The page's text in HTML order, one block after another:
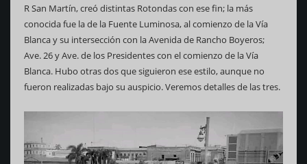
R San Martín, creó distintas Rotondas con ese fin; la más
conocida fue la de la Fuente Luminosa, al comienzo de la Vía
Blanca y su intersección con la Avenida de Rancho Boyeros;
Ave. 26 y Ave. de los Presidentes con el comienzo de la Vía
Blanca. Hubo otras dos que siguieron ese estilo, aunque no
fueron realizadas bajo su auspicio. Veremos detalles de las tres.